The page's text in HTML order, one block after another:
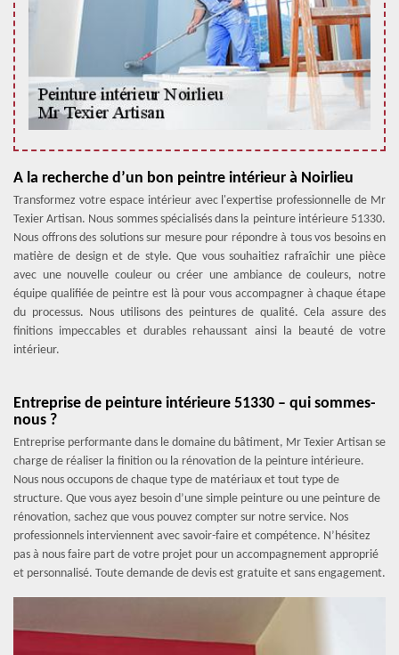
A la recherche d’un bon peintre intérieur à Noirlieu
Transformez votre espace intérieur avec l'expertise professionnelle de Mr
Texier Artisan. Nous sommes spécialisés dans la peinture intérieure 51330.
Nous offrons des solutions sur mesure pour répondre à tous vos besoins en
matière de design et de style. Que vous souhaitiez rafraîchir une pièce
avec une nouvelle couleur ou créer une ambiance de couleurs, notre
équipe qualifiée de peintre est là pour vous accompagner à chaque étape
du processus. Nous utilisons des peintures de qualité. Cela assure des
finitions impeccables et durables rehaussant ainsi la beauté de votre
intérieur.
Entreprise de peinture intérieure 51330 – qui sommes-
nous ?
Entreprise performante dans le domaine du bâtiment, Mr Texier Artisan se
charge de réaliser la finition ou la rénovation de la peinture intérieure.
Nous nous occupons de chaque type de matériaux et tout type de
structure. Que vous ayez besoin d’une simple peinture ou une peinture de
rénovation, sachez que vous pouvez compter sur notre service. Nos
professionnels interviennent avec savoir-faire et compétence. N’hésitez
pas à nous faire part de votre projet pour un accompagnement approprié
et personnalisé. Toute demande de devis est gratuite et sans engagement.